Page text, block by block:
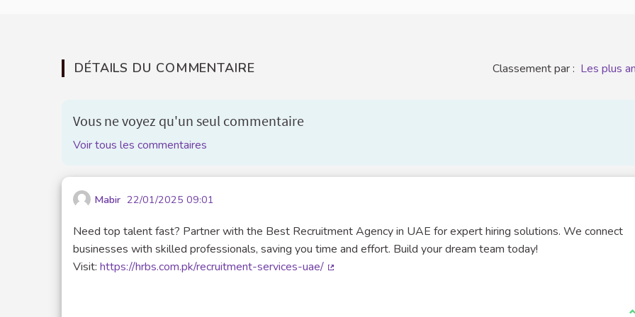
DÉTAILS DU COMMENTAIRE Classement par : Les plus
Vous ne voyez qu'un seul commentaire
Voir tous les commentaires
Mabir 22/01/2025 09:01
Need top talent fast? Partner with the Best Recruitment Agency in UAE for expert hiring solutions. We connect
businesses with skilled professionals, saving you time and effort. Build your dream team today!
Visit: https://hrbs.com.pk/recruitment-services-uae/